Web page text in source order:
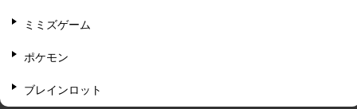
ミミズゲーム
ポケモン
ブレインロット